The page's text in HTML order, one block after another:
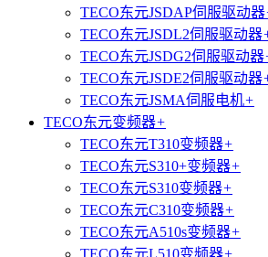
TECO东元JSDAP伺服驱动器
TECO东元JSDL2伺服驱动器
TECO东元JSDG2伺服驱动器
TECO东元JSDE2伺服驱动器
TECO东元JSMA伺服电机+
TECO东元变频器+
TECO东元T310变频器+
TECO东元S310+变频器+
TECO东元S310变频器+
TECO东元C310变频器+
TECO东元A510s变频器+